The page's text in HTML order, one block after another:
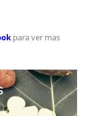
para ver mas